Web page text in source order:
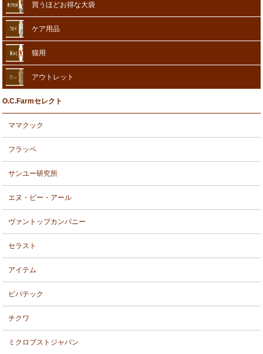
買うほどお得な大袋
ケア用品
猫用
アウトレット
O.C.Farmセレクト
ママクック
フラッペ
サンユー研究所
エヌ・ビー・アール
ヴァントップカンパニー
セラスト
アイテム
ビバテック
チクワ
ミクロブストジャパン